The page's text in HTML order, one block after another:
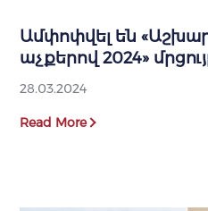
Ամփոփվել են
աչքերով 2024»
28.03.2024
Read More